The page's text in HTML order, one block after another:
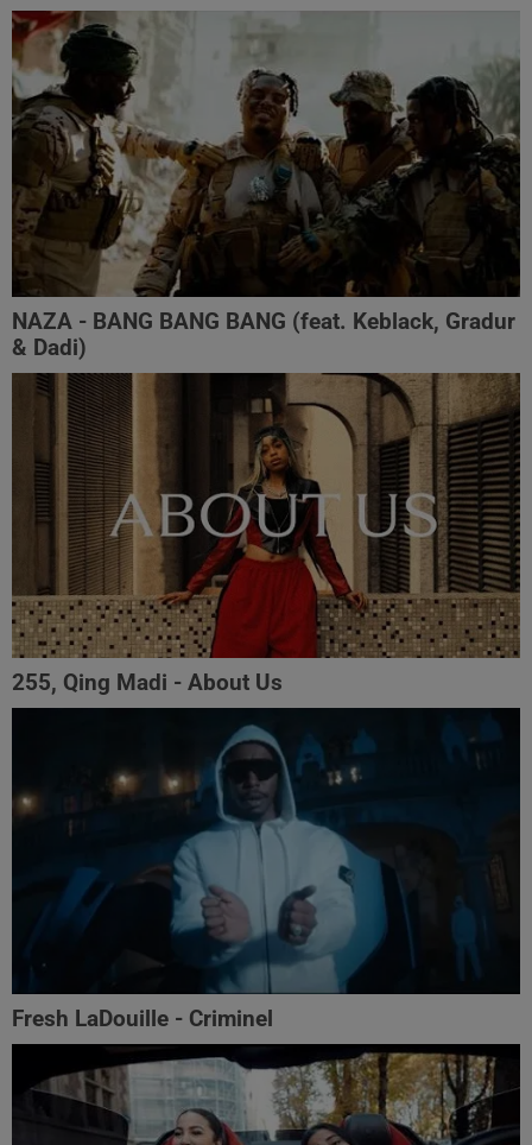
NAZA - BANG BANG BANG (feat. Keblack, Gradur
& Dadi)
255, Qing Madi - About Us
Fresh LaDouille - Criminel